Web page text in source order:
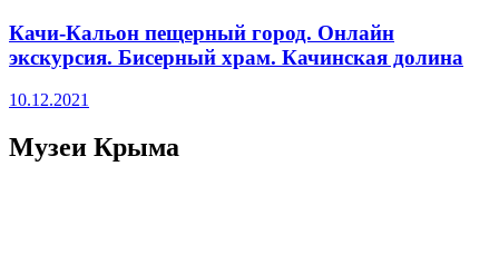
Качи-Кальон пещерный город. Онлайн
экскурсия. Бисерный храм. Качинская долина
10.12.2021
Музеи Крыма